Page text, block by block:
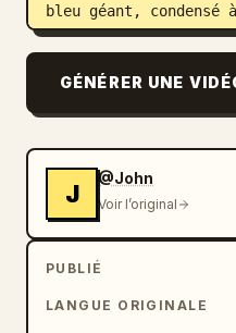
bleu géant,
à haute pression,
et de sa lame,
l'eau qui coule.
une sensation réaliste
illuminant la forêt
[00:05-00:10] Plan 2:
Avance (Sensation de
Visuels:
épéiste blond portant
GÉNÉRER UNE
J
@John
Voir l’original
PUBLIÉ
LANGUE ORIGINALE